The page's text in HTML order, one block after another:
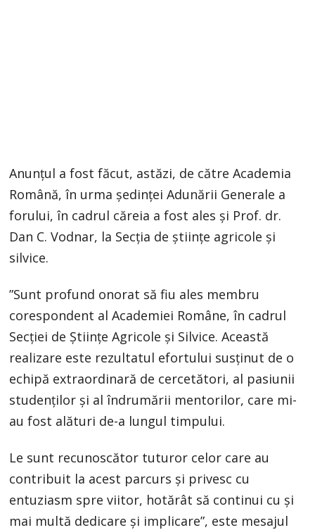
Anunțul a fost făcut, astăzi, de către Academia
Română, în urma ședinței Adunării Generale a
forului, în cadrul căreia a fost ales și Prof. dr.
Dan C. Vodnar, la Secția de științe agricole și
silvice.
”Sunt profund onorat să fiu ales membru
corespondent al Academiei Române, în cadrul
Secției de Științe Agricole și Silvice. Această
realizare este rezultatul efortului susținut de o
echipă extraordinară de cercetători, al pasiunii
studenților și al îndrumării mentorilor, care mi-
au fost alături de-a lungul timpului.
Le sunt recunoscător tuturor celor care au
contribuit la acest parcurs și privesc cu
entuziasm spre viitor, hotărât să continui cu și
mai multă dedicare și implicare”, este mesajul